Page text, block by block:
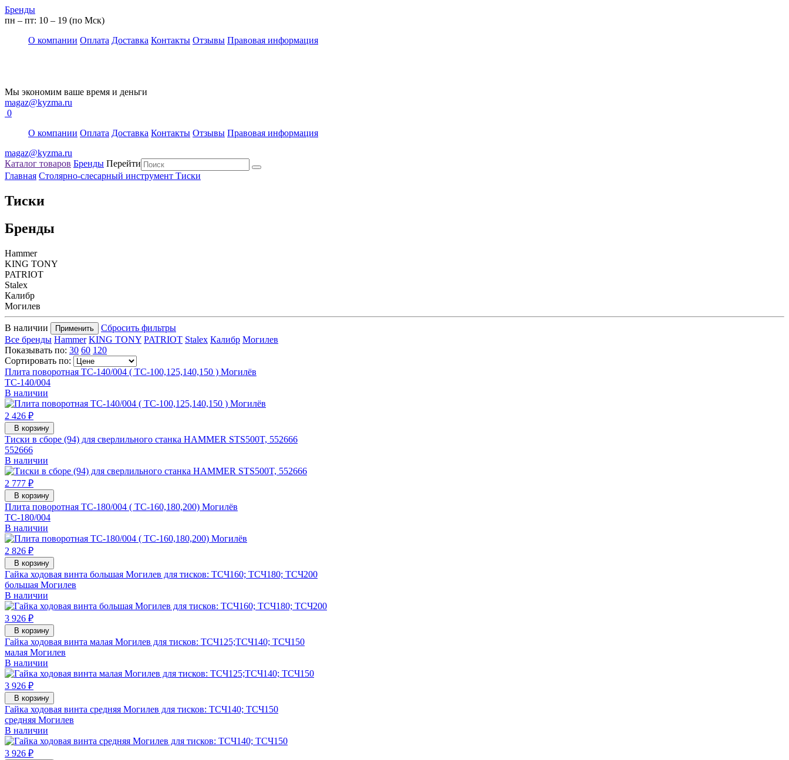
Бренды
пн – пт: 10 – 19 (по Мск)
О компании Оплата Доставка Контакты Отзывы Правовая информация
Мы экономим ваше время и деньги
magaz@kyzma.ru
0
О компании Оплата Доставка Контакты Отзывы Правовая информация
magaz@kyzma.ru
Каталог товаров Бренды Перейти
Главная Столярно-слесарный инструмент Тиски
Тиски
Бренды
Hammer
KING TONY
PATRIOT
Stalex
Калибр
Могилев
В наличии Применить
Сбросить фильтры
Все бренды Hammer KING TONY PATRIOT Stalex Калибр Могилев
Показывать по: 30 60 120
Сортировать по:
Плита поворотная ТС-140/004 ( ТС-100,125,140,150 ) Могилёв
ТС-140/004
В наличии
2 426 ₽
В корзину
Тиски в сборе (94) для сверлильного станка HAMMER STS500T, 552666
552666
В наличии
2 777 ₽
В корзину
Плита поворотная ТС-180/004 ( ТС-160,180,200) Могилёв
ТС-180/004
В наличии
2 826 ₽
В корзину
Гайка ходовая винта большая Могилев для тисков: ТСЧ160; ТСЧ180; ТСЧ200
большая Могилев
В наличии
3 926 ₽
В корзину
Гайка ходовая винта малая Могилев для тисков: ТСЧ125;ТСЧ140; ТСЧ150
малая Могилев
В наличии
3 926 ₽
В корзину
Гайка ходовая винта средняя Могилев для тисков: ТСЧ140; ТСЧ150
средняя Могилев
В наличии
3 926 ₽